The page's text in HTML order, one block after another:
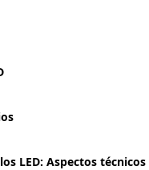
LED: Aspectos técnicos